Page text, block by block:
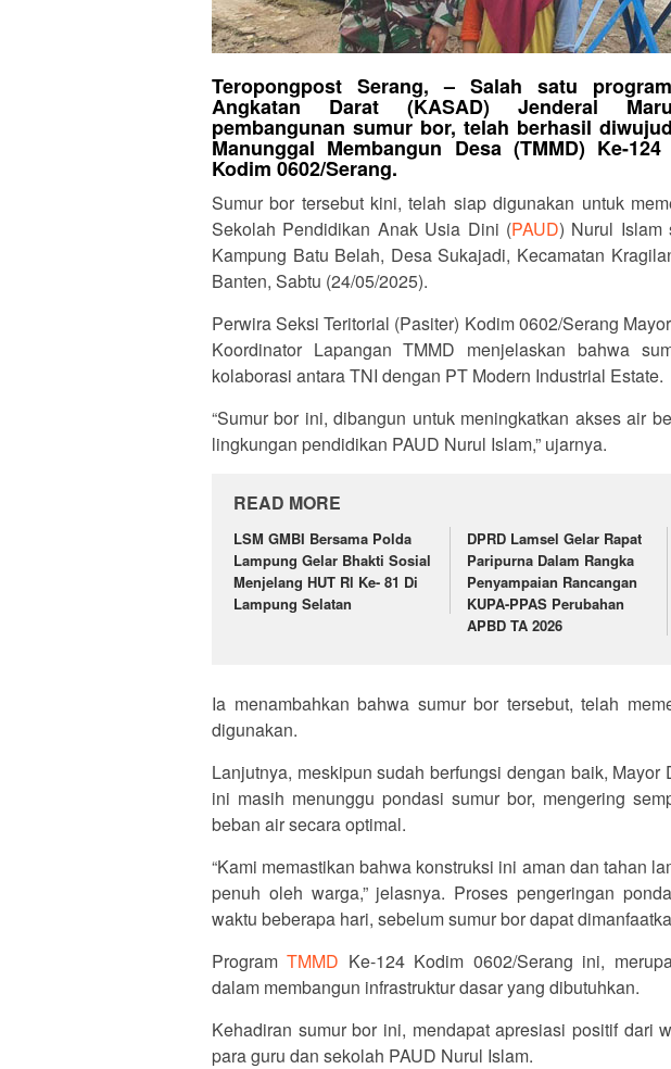
Teropongpost Serang, – Salah satu
Angkatan Darat (KASAD) Jenderal
pembangunan sumur bor, telah berhasil
Manunggal Membangun Desa (TMMD) Ke-
Kodim 0602/Serang.
Sumur bor tersebut kini, telah siap digunakan untuk
Sekolah Pendidikan Anak Usia Dini (PAUD) Nurul Islam
Kampung Batu Belah, Desa Sukajadi, Kecamatan
Banten, Sabtu (24/05/2025).
Perwira Seksi Teritorial (Pasiter) Kodim 0602/Serang
Koordinator Lapangan TMMD menjelaskan bahwa
kolaborasi antara TNI dengan PT Modern Industrial Estate.
“Sumur bor ini, dibangun untuk meningkatkan akses air
lingkungan pendidikan PAUD Nurul Islam,” ujarnya.
READ MORE
LSM GMBI Bersama Polda
Lampung Gelar Bhakti Sosial
Menjelang HUT Rl Ke- 81 Di
Lampung Selatan
DPRD Lamsel Gelar Rapat
Paripurna Dalam Rangka
Penyampaian Rancangan
KUPA-PPAS Perubahan
APBD TA 2026
Ia menambahkan bahwa sumur bor tersebut, telah
digunakan.
Lanjutnya, meskipun sudah berfungsi dengan baik,
ini masih menunggu pondasi sumur bor, mengering
beban air secara optimal.
“Kami memastikan bahwa konstruksi ini aman dan tahan
penuh oleh warga,” jelasnya. Proses pengeringan
waktu beberapa hari, sebelum sumur bor dapat
ProgramTMMD Ke-124 Kodim 0602/Serang ini,
dalam membangun infrastruktur dasar yang dibutuhkan.
Kehadiran sumur bor ini, mendapat apresiasi positif dari
para guru dan sekolah PAUD Nurul Islam.